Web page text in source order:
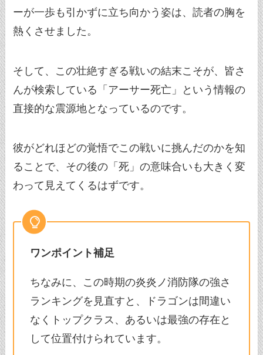
ーが一歩も引かずに立ち向かう姿は、読者の胸を
熱くさせました。
そして、この壮絶すぎる戦いの結末こそが、皆さ
んが検索している「アーサー死亡」という情報の
直接的な震源地となっているのです。
彼がどれほどの覚悟でこの戦いに挑んだのかを知
ることで、その後の「死」の意味合いも大きく変
わって見えてくるはずです。
ワンポイント補足
ちなみに、この時期の炎炎ノ消防隊の強さ
ランキングを見直すと、ドラゴンは間違い
なくトップクラス、あるいは最強の存在と
して位置付けられています。